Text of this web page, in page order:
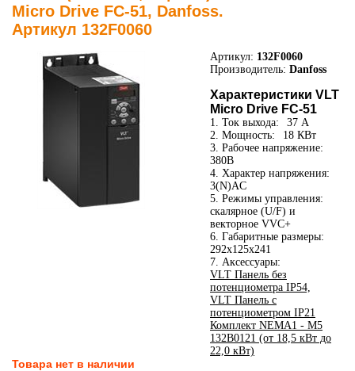
Micro Drive FC-51, Danfoss.
Артикул 132F0060
Артикул: 132F0060
Производитель: Danfoss
Характеристики VLT
Micro Drive FC-51
1. Ток выхода:
37 А
2. Мощность:
18 КВт
3. Рабочее напряжение:
380В
4. Характер напряжения:
3(N)AC
5. Режимы управления:
скалярное (U/F) и
векторное VVC+
6. Габаритные размеры:
292x125x241
7. Аксессуары:
VLT Панель без
потенциометра IP54,
VLT Панель с
потенциометром IP21
Комплект NEMA1 - M5
132B0121 (от 18,5 кВт до
22,0 кВт)
Товара нет в наличии